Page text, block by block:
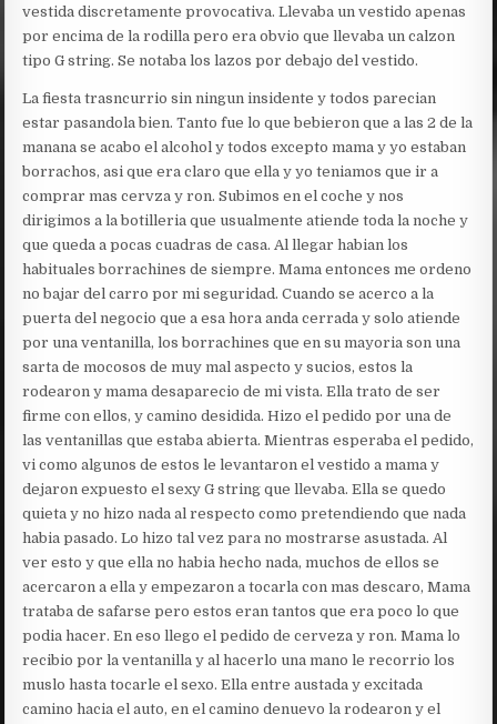
vestida discretamente provocativa. Llevaba un vestido apenas
por encima de la rodilla pero era obvio que llevaba un calzon
tipo G string. Se notaba los lazos por debajo del vestido.
La fiesta trasncurrio sin ningun insidente y todos parecian
estar pasandola bien. Tanto fue lo que bebieron que a las 2 de la
manana se acabo el alcohol y todos excepto mama y yo estaban
borrachos, asi que era claro que ella y yo teniamos que ir a
comprar mas cervza y ron. Subimos en el coche y nos
dirigimos a la botilleria que usualmente atiende toda la noche y
que queda a pocas cuadras de casa. Al llegar habian los
habituales borrachines de siempre. Mama entonces me ordeno
no bajar del carro por mi seguridad. Cuando se acerco a la
puerta del negocio que a esa hora anda cerrada y solo atiende
por una ventanilla, los borrachines que en su mayoria son una
sarta de mocosos de muy mal aspecto y sucios, estos la
rodearon y mama desaparecio de mi vista. Ella trato de ser
firme con ellos, y camino desidida. Hizo el pedido por una de
las ventanillas que estaba abierta. Mientras esperaba el pedido,
vi como algunos de estos le levantaron el vestido a mama y
dejaron expuesto el sexy G string que llevaba. Ella se quedo
quieta y no hizo nada al respecto como pretendiendo que nada
habia pasado. Lo hizo tal vez para no mostrarse asustada. Al
ver esto y que ella no habia hecho nada, muchos de ellos se
acercaron a ella y empezaron a tocarla con mas descaro, Mama
trataba de safarse pero estos eran tantos que era poco lo que
podia hacer. En eso llego el pedido de cerveza y ron. Mama lo
recibio por la ventanilla y al hacerlo una mano le recorrio los
muslo hasta tocarle el sexo. Ella entre austada y excitada
camino hacia el auto, en el camino denuevo la rodearon y el